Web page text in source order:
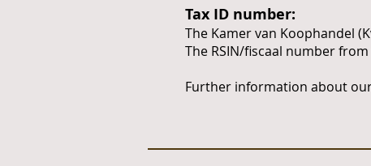
Tax ID number:
The Kamer van Koophandel
The RSIN/fiscaal number
Further information about